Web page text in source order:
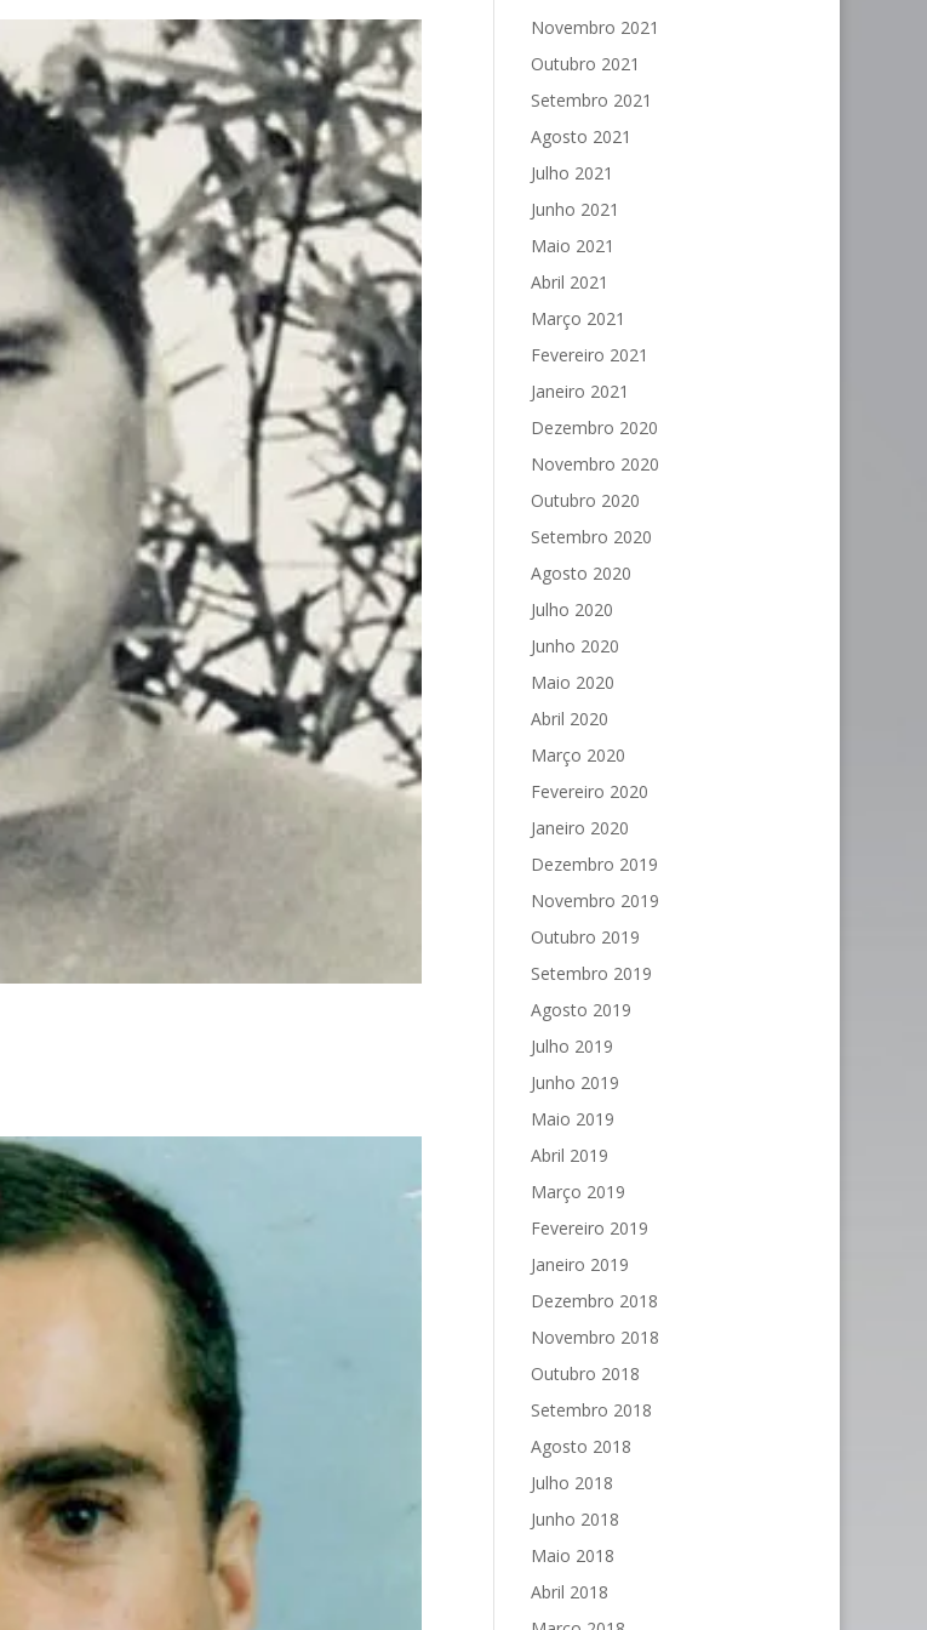
Novembro 2021
Outubro 2021
Setembro 2021
Agosto 2021
Julho 2021
Junho 2021
Maio 2021
Abril 2021
Março 2021
Fevereiro 2021
Janeiro 2021
Dezembro 2020
Novembro 2020
Outubro 2020
Setembro 2020
Agosto 2020
Julho 2020
Junho 2020
Maio 2020
Abril 2020
Março 2020
Fevereiro 2020
Janeiro 2020
Dezembro 2019
Novembro 2019
Outubro 2019
Setembro 2019
Agosto 2019
Julho 2019
Junho 2019
Maio 2019
Abril 2019
Março 2019
Fevereiro 2019
Janeiro 2019
Dezembro 2018
Novembro 2018
Outubro 2018
Setembro 2018
Agosto 2018
Julho 2018
Junho 2018
Maio 2018
Abril 2018